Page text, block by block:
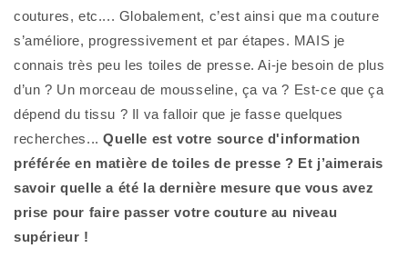
coutures, etc.... Globalement, c’est ainsi que ma couture
s’améliore, progressivement et par étapes. MAIS je
connais très peu les toiles de presse. Ai-je besoin de plus
d’un ? Un morceau de mousseline, ça va ? Est-ce que ça
dépend du tissu ? Il va falloir que je fasse quelques
recherches...Quelle est votre source d'information
préférée en matière de toiles de presse ? Et j’aimerais
savoir quelle a été la dernière mesure que vous avez
prise pour faire passer votre couture au niveau
supérieur !